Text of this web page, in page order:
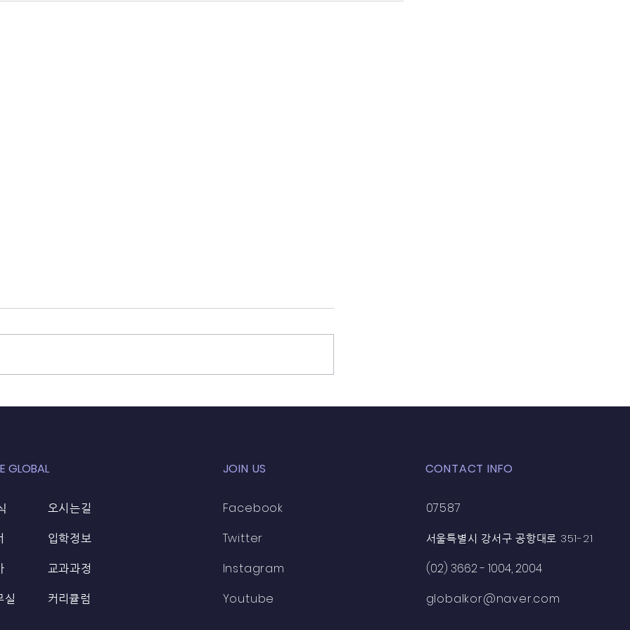
GLOBAL
실
오시는길
입학정보
교과과정
​커리큘럼
JOIN US
Facebook
Twitter
Instagram
Youtube
CONTACT INFO
07587
서울특별시 강서구 공항대로 351-21
(02) 3662 - 1004, 2004
globalkor@naver.com